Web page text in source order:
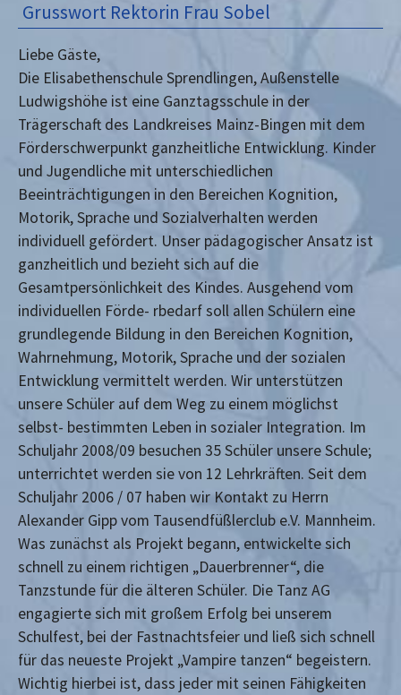
Grusswort Rektorin Frau Sobel
Liebe Gäste,
Die Elisabethenschule Sprendlingen, Außenstelle
Ludwigshöhe ist eine Ganztagsschule in der
Trägerschaft des Landkreises Mainz-Bingen mit dem
Förderschwerpunkt ganzheitliche Entwicklung. Kinder
und Jugendliche mit unterschiedlichen
Beeinträchtigungen in den Bereichen Kognition,
Motorik, Sprache und Sozialverhalten werden
individuell gefördert. Unser pädagogischer Ansatz ist
ganzheitlich und bezieht sich auf die
Gesamtpersönlichkeit des Kindes. Ausgehend vom
individuellen Förde- rbedarf soll allen Schülern eine
grundlegende Bildung in den Bereichen Kognition,
Wahrnehmung, Motorik, Sprache und der sozialen
Entwicklung vermittelt werden. Wir unterstützen
unsere Schüler auf dem Weg zu einem möglichst
selbst- bestimmten Leben in sozialer Integration. Im
Schuljahr 2008/09 besuchen 35 Schüler unsere Schule;
unterrichtet werden sie von 12 Lehrkräften. Seit dem
Schuljahr 2006 / 07 haben wir Kontakt zu Herrn
Alexander Gipp vom Tausendfüßlerclub e.V. Mannheim.
Was zunächst als Projekt begann, entwickelte sich
schnell zu einem richtigen „Dauerbrenner“, die
Tanzstunde für die älteren Schüler. Die Tanz AG
engagierte sich mit großem Erfolg bei unserem
Schulfest, bei der Fastnachtsfeier und ließ sich schnell
für das neueste Projekt „Vampire tanzen“ begeistern.
Wichtig hierbei ist, dass jeder mit seinen Fähigkeiten